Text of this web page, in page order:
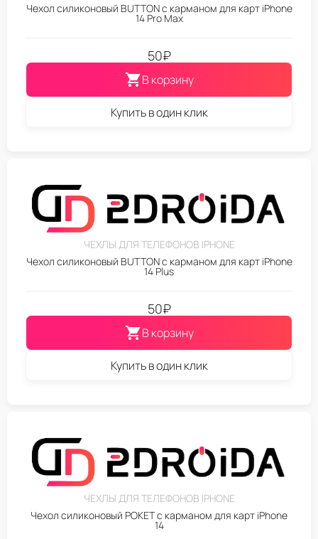
Чехол силиконовый BUTTON с карманом для карт iPhone
14 Pro Max
50₽
В корзину
Купить в один клик
ЧЕХЛЫ ДЛЯ ТЕЛЕФОНОВ IPHONE
Чехол силиконовый BUTTON с карманом для карт iPhone
14 Plus
50₽
В корзину
Купить в один клик
ЧЕХЛЫ ДЛЯ ТЕЛЕФОНОВ IPHONE
Чехол силиконовый POKET с карманом для карт iPhone
14